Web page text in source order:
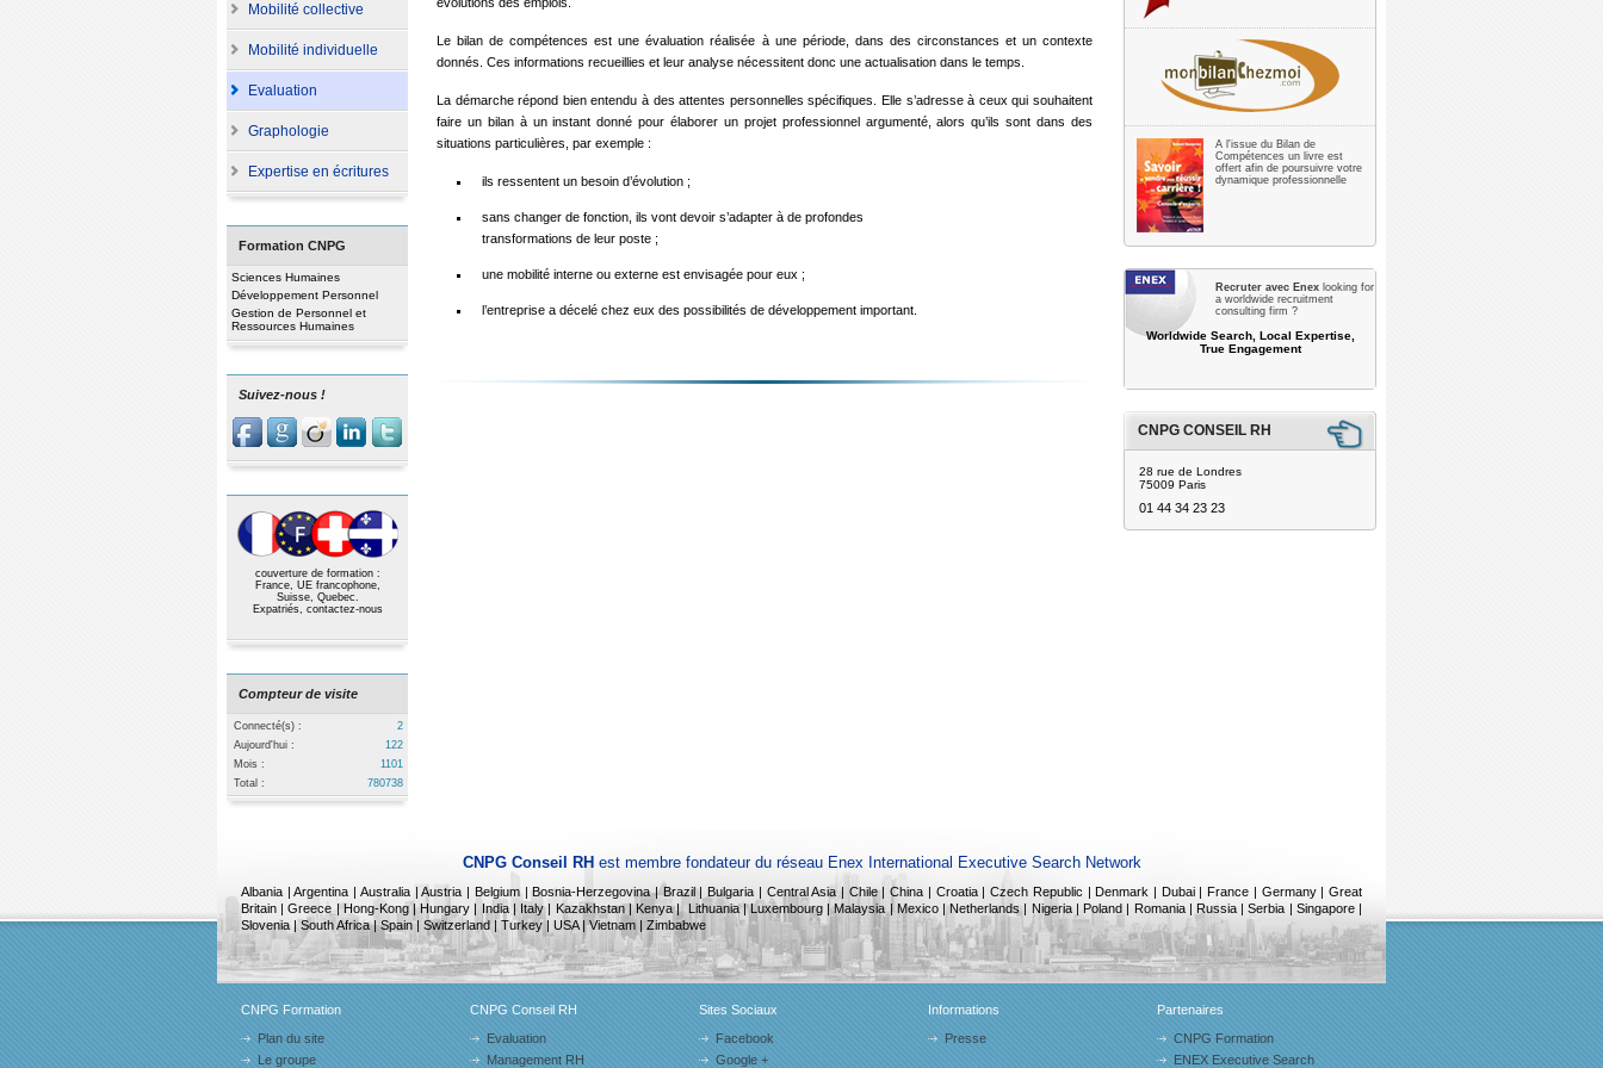
Mobilité collective
Mobilité individuelle
Evaluation
Graphologie
Expertise en écritures
Formation CNPG
Sciences Humaines
Développement Personnel
Gestion de Personnel et
Ressources Humaines
Suivez-nous !
couverture de formation :
France, UE francophone,
Suisse, Quebec.
Expatriés, contactez-nous
Compteur de visite
Connecté(s) :
2
Aujourd'hui :
122
Mois :
1101
Total :
780738
Le bilan de compétences est une évaluation réalisée à une période, dans des circonstances et un contexte
donnés. Ces informations recueillies et leur analyse nécessitent donc une actualisation dans le temps.
La démarche répond bien entendu à des attentes personnelles spécifiques. Elle s’adresse à ceux qui souhaitent
faire un bilan à un instant donné pour élaborer un projet professionnel argumenté, alors qu’ils sont dans des
situations particulières, par exemple :
ils ressentent un besoin d’évolution ;
sans changer de fonction, ils vont devoir s’adapter à de profondes
transformations de leur poste ;
une mobilité interne ou externe est envisagée pour eux ;
l’entreprise a décelé chez eux des possibilités de développement important.
A l'issue du Bilan de
Compétences un livre est
offert afin de poursuivre votre
dynamique professionnelle
Recruter avec Enex looking for
a worldwide recruitment
consulting firm ?
Worldwide Search, Local Expertise,
True Engagement
CNPG CONSEIL RH
28 rue de Londres
75009 Paris
01 44 34 23 23
CNPG Conseil RH est membre fondateur du réseau Enex International Executive Search Network
Albania | Argentina | Australia | Austria | Belgium | Bosnia-Herzegovina | Brazil | Bulgaria | Central Asia | Chile | China | Croatia | Czech Republic | Denmark | Dubai | France | Germany | Great
Britain | Greece | Hong-Kong | Hungary | India | Italy | Kazakhstan |Kenya |Lithuania | Luxembourg | Malaysia | Mexico | Netherlands | Nigeria | Poland | Romania | Russia | Serbia | Singapore |
Slovenia | South Africa | Spain | Switzerland | Turkey | USA | Vietnam | Zimbabwe
CNPG Formation
Plan du site
Le groupe
CNPG Conseil RH
Evaluation
Management RH
Sites Sociaux
Facebook
Google +
Informations
Presse
Partenaires
CNPG Formation
ENEX Executive Search